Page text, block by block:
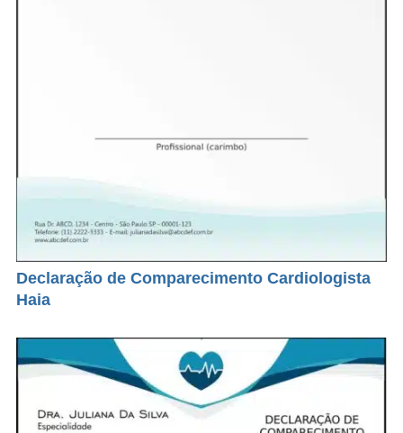
Declaração de Comparecimento Cardiologista
Haia